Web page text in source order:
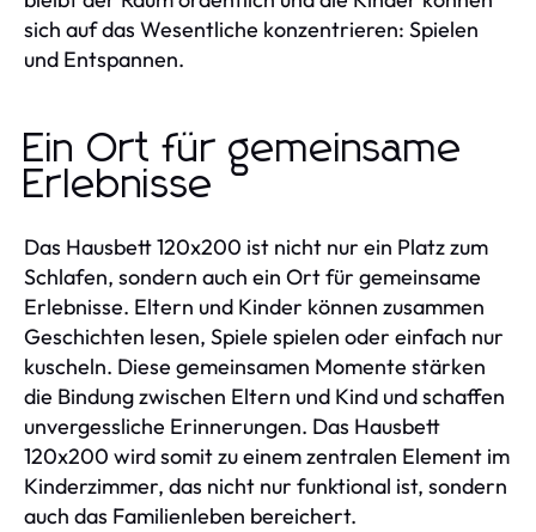
sich auf das Wesentliche konzentrieren: Spielen
und Entspannen.
Ein Ort für gemeinsame
Erlebnisse
Das Hausbett 120x200 ist nicht nur ein Platz zum
Schlafen, sondern auch ein Ort für gemeinsame
Erlebnisse. Eltern und Kinder können zusammen
Geschichten lesen, Spiele spielen oder einfach nur
kuscheln. Diese gemeinsamen Momente stärken
die Bindung zwischen Eltern und Kind und schaffen
unvergessliche Erinnerungen. Das Hausbett
120x200 wird somit zu einem zentralen Element im
Kinderzimmer, das nicht nur funktional ist, sondern
auch das Familienleben bereichert.